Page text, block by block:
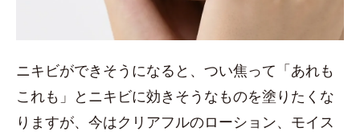
ニキビができそうになると、つい焦って「あれも
これも」とニキビに効きそうなものを塗りたくな
りますが、今はクリアフルのローション、モイス